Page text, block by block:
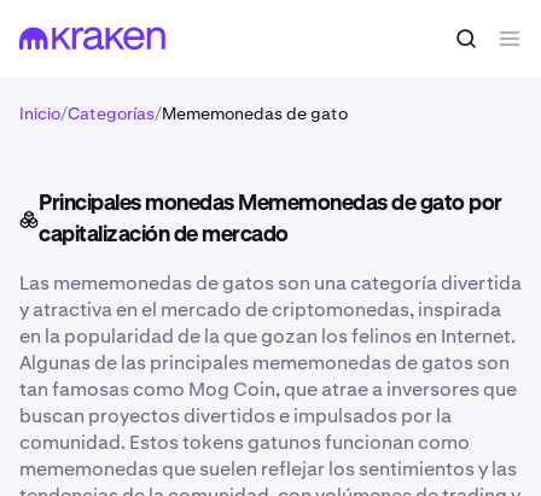
Inicio/Categorías/Mememonedas de gato
Principales monedas Mememonedas de gato por
capitalización de mercado
Las mememonedas de gatos son una categoría divertida
y atractiva en el mercado de criptomonedas, inspirada
en la popularidad de la que gozan los felinos en Internet.
Algunas de las principales mememonedas de gatos son
tan famosas como Mog Coin, que atrae a inversores que
buscan proyectos divertidos e impulsados por la
comunidad. Estos tokens gatunos funcionan como
mememonedas que suelen reflejar los sentimientos y las